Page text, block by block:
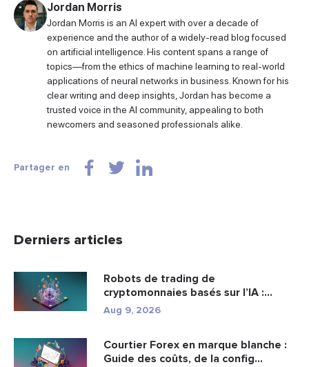
Jordan Morris
Jordan Morris is an AI expert with over a decade of
experience and the author of a widely-read blog focused
on artificial intelligence. His content spans a range of
topics—from the ethics of machine learning to real-world
applications of neural networks in business. Known for his
clear writing and deep insights, Jordan has become a
trusted voice in the AI community, appealing to both
newcomers and seasoned professionals alike.
Partager en
Derniers articles
Robots de trading de
cryptomonnaies basés sur l’IA :
fonctionn...
Aug 9, 2026
Courtier Forex en marque blanche :
Guide des coûts, de la config...